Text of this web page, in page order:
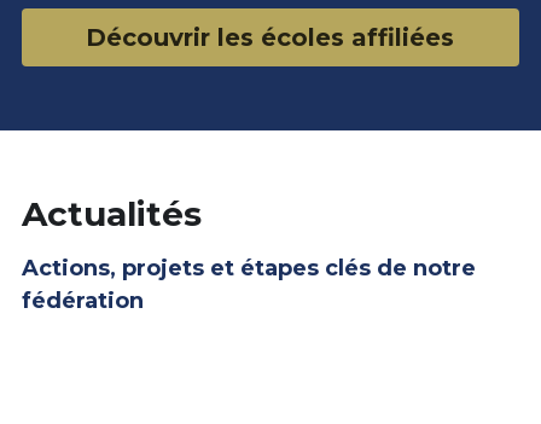
Découvrir les écoles affiliées
Actualités
Actions, projets et étapes clés de notre
fédération